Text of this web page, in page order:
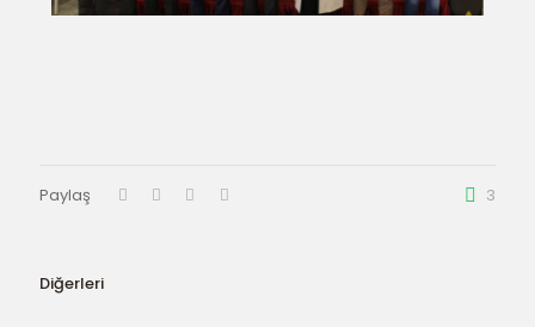
Paylaş 3
Diğerleri